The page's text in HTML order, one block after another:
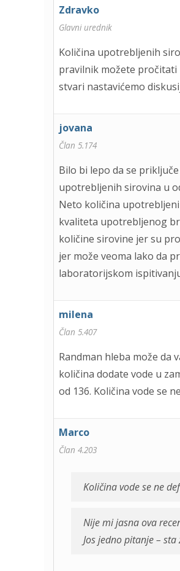
Zdravko
Glavni urednik
Količina upotrebljenih
pravilnik možete pročitati
stvari nastavićemo
jovana
Član 5.174
Bilo bi lepo da se
upotrebljenih sirovina u
Neto količina
kvaliteta upotrebljenog
količine sirovine jer su
jer može veoma lako da
laboratorijskom
milena
Član 5.407
Randman hleba može da
količina dodate vode u
od 136. Količina vode se
Marco
Član 4.203
Količina vode se ne
Nije mi jasna ova
Jos jedno pitanje –